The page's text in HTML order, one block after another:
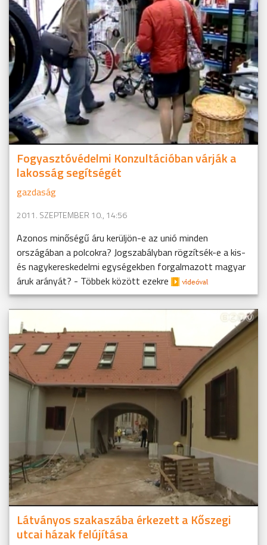
Fogyasztóvédelmi Konzultációban várják a
lakosság segítségét
gazdaság
2011. SZEPTEMBER 10., 14:56
Azonos minőségű áru kerüljön-e az unió minden
országában a polcokra? Jogszabályban rögzítsék-e a kis-
és nagykereskedelmi egységekben forgalmazott magyar
áruk arányát? - Többek között ezekre
Látványos szakaszába érkezett a Kőszegi
utcai házak felújítása